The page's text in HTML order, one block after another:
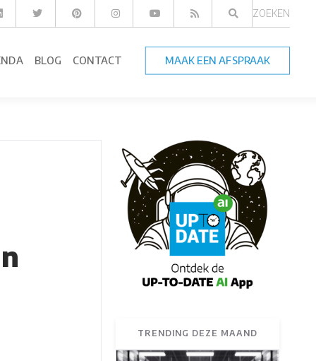
ZOEKEN
BLOG CONTACT MAAK EEN AFSPRAAK
TRENDING DEZE MAAND